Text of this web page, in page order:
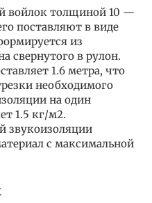
войлок толщиной 10 —
поставляют в виде
из
свернутого в рулон.
1.6 метра, что
необходимого
на один
1.5 кг/м2.
звукоизоляции
с максимальной